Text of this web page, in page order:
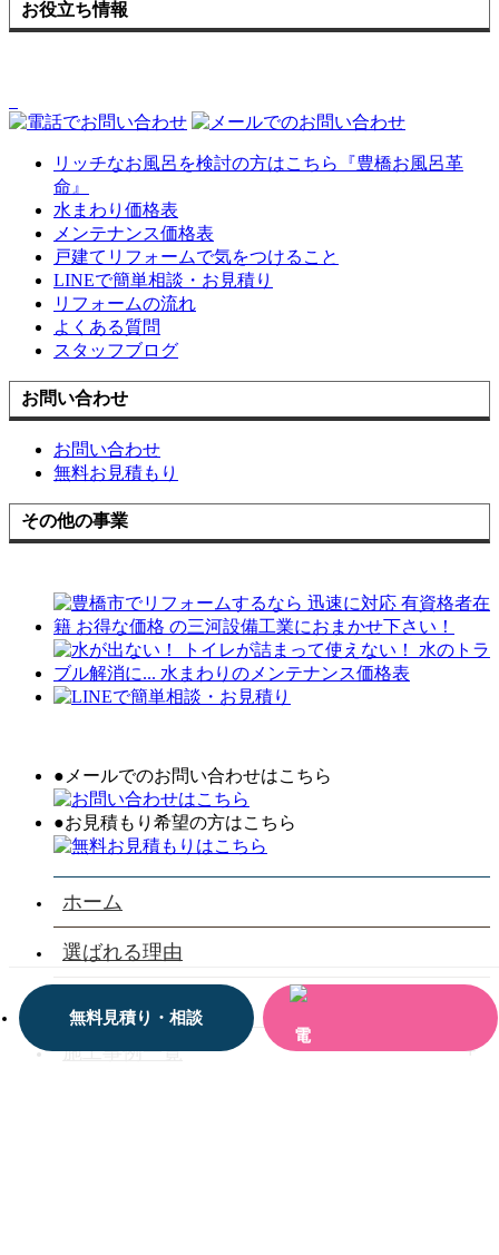
無料見積り・相談
お役立ち情報
リッチなお風呂を検討の方はこちら『豊橋お風呂革
命』
水まわり価格表
メンテナンス価格表
戸建てリフォームで気をつけること
LINEで簡単相談・お見積り
リフォームの流れ
よくある質問
スタッフブログ
お問い合わせ
お問い合わせ
無料お見積もり
その他の事業
●メールでのお問い合わせはこちら
●お見積もり希望の方はこちら
ホーム
選ばれる理由
施工事例一覧